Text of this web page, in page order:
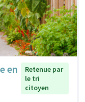
en
Retenue par
le tri
citoyen